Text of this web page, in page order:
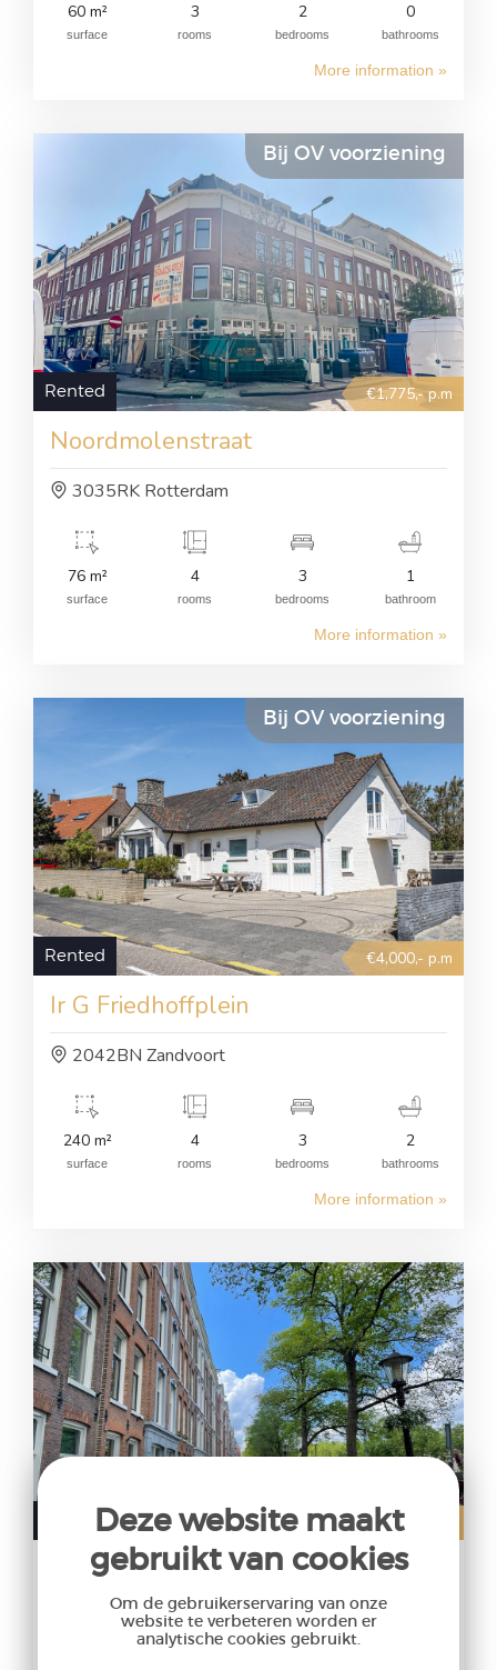
60 m²
surface
3
rooms
2
bedrooms
0
bathrooms
More information »
Bij OV voorziening
Rented €1,775,- p.m
Noordmolenstraat
3035RK Rotterdam
76 m²
surface
4
rooms
3
bedrooms
1
bathroom
More information »
Bij OV voorziening
Rented €4,000,- p.m
Ir G Friedhoffplein
2042BN Zandvoort
240 m²
surface
4
rooms
3
bedrooms
2
bathrooms
More information »
€2,050,- p.m
Marnixkade
1015XS Amsterdam
Deze website maakt
gebruikt van cookies
Om de gebruikerservaring van onze
website te verbeteren worden er
analytische cookies gebruikt.